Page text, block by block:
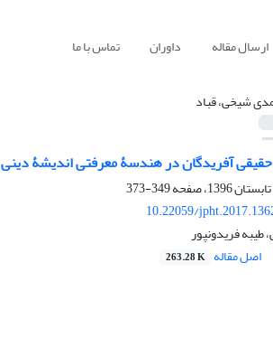
ارسال مقاله داوران تماس با ما
شیخی، قباد
آفریدگان در هندسۀ معرفتی اندیشۀ دینی
349-373
10.22059/
فریدونپور
اصل مقاله 263.28 K